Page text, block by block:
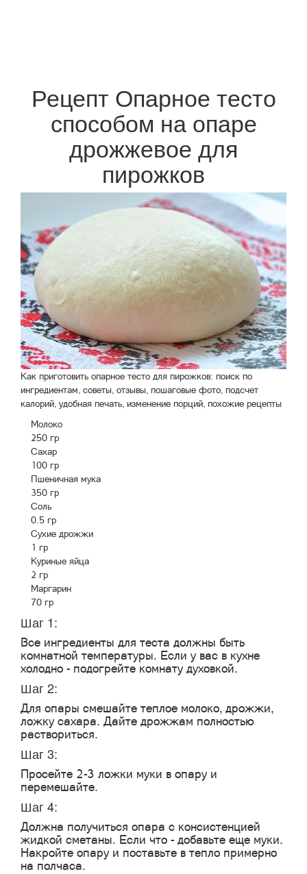
Рецепт Опарное тесто
способом на опаре
дрожжевое для
пирожков
Как приготовить опарное тесто для пирожков: поиск по
ингредиентам, советы, отзывы, пошаговые фото, подсчет
калорий, удобная печать, изменение порций, похожие рецепты
Молоко
250 гр
Сахар
100 гр
Пшеничная мука
350 гр
Соль
0.5 гр
Сухие дрожжи
1 гр
Куриные яйца
2 гр
Маргарин
70 гр
Шаг 1:
Все ингредиенты для теста должны быть
комнатной температуры. Если у вас в кухне
холодно - подогрейте комнату духовкой.
Шаг 2:
Для опары смешайте теплое молоко, дрожжи,
ложку сахара. Дайте дрожжам полностью
раствориться.
Шаг 3:
Просейте 2-3 ложки муки в опару и
перемешайте.
Шаг 4:
Должна получиться опара с консистенцией
жидкой сметаны. Если что - добавьте еще муки.
Накройте опару и поставьте в тепло примерно
на полчаса.